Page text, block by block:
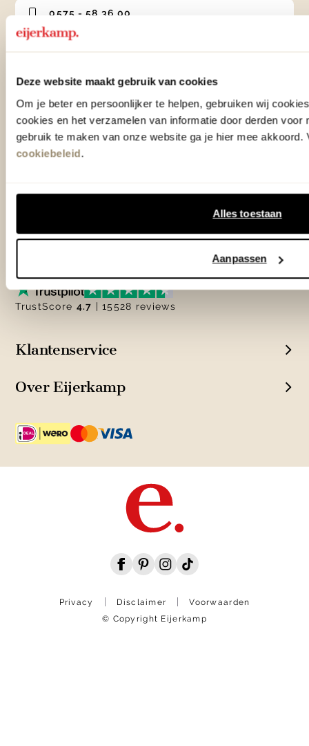
Deze website maakt gebruik van cookies
Om je beter en persoonlijker te helpen, gebruiken wij
cookies en het verzamelen van informatie door derden voor
gebruik te maken van onze website ga je hier mee akkoord.
cookiebeleid.
Alles toestaan
Aanpassen
0575 - 58 36 00
+31 575 583 388
Winkels
Woonwinkel Zutphen
Woonwinkel Veenendaal
Outlet Zutphen
Adres & Openingstijden
Klantenservice
Over Eijerkamp
TrustScore 4.7 | 15528 reviews
Privacy Disclaimer
Voorwaarden
© Copyright Eijerkamp